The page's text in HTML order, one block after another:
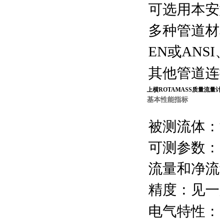
可选用本
多种管道
EN或ANSI
其他管道
上横ROTAMASS质量流量
基本性能指标
被测流体
可测参数
流量和净
精度：见
电气特性：